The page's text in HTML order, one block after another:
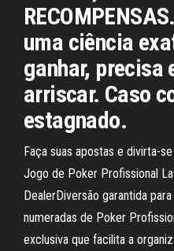
uma ciência
ganhar, precisa
arriscar. Caso
estagnado.
Faça suas apostas e divirta-
Jogo de Poker Profissional
DealerDiversão garantida
numeradas de Poker
exclusiva que facilita a